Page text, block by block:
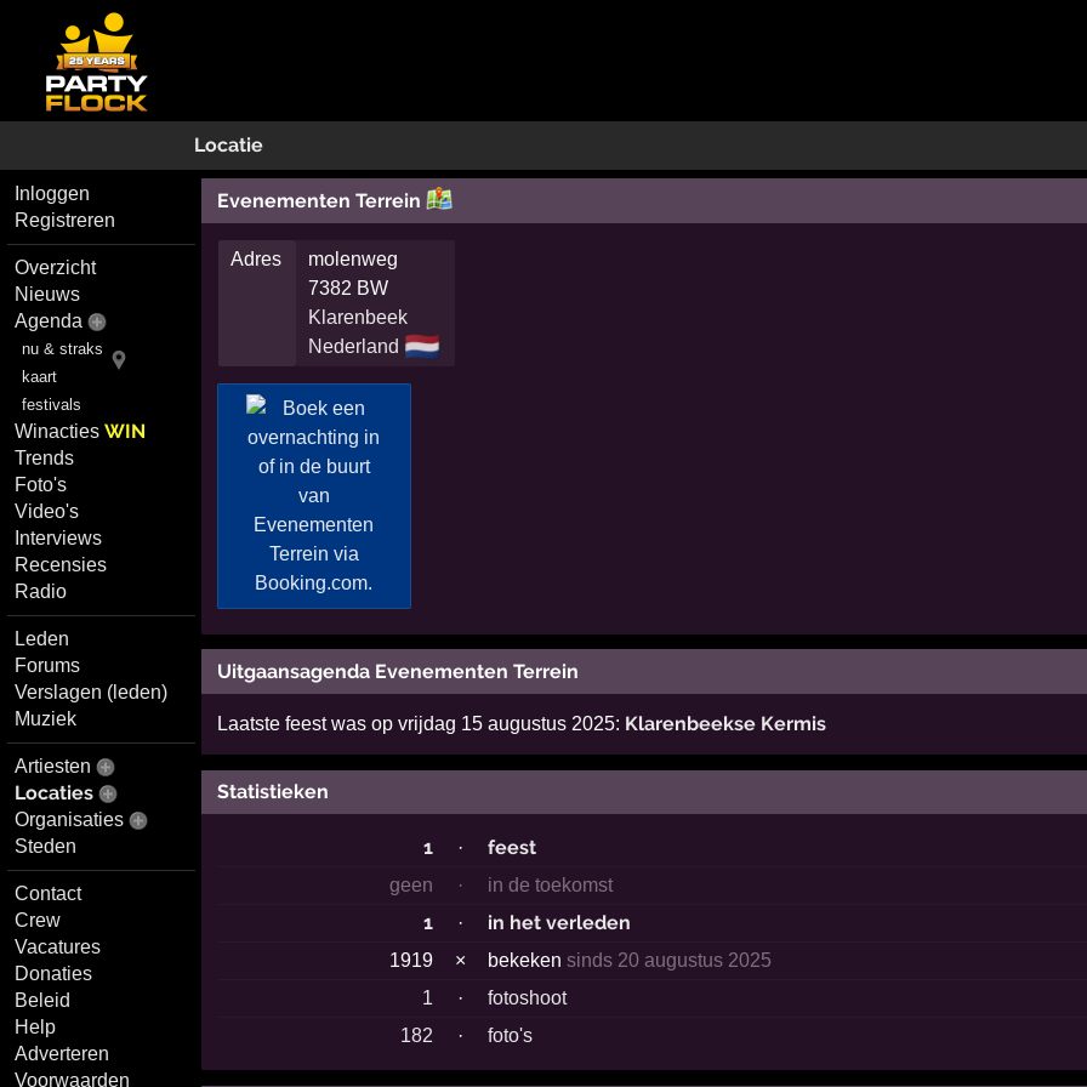
Locatie
Inloggen
Registreren
Overzicht
Nieuws
Agenda
nu & straks
kaart
festivals
WinactiesWIN
Trends
Foto's
Video's
Interviews
Recensies
Radio
Leden
Forums
Verslagen (leden)
Muziek
Artiesten
Locaties
Organisaties
Steden
Contact
Crew
Vacatures
Donaties
Beleid
Help
Adverteren
Voorwaarden
Evenementen Terrein
Adres
molenweg
7382 BW
Klarenbeek
Nederland 🇳🇱
Uitgaansagenda Evenementen Terrein
Laatste feest was op vrijdag 15 augustus 2025: Klarenbeekse Kermis
Statistieken
1 · feest
geen · in de toekomst
1 · in het verleden
1919 × bekekensinds 20 augustus 2025
1
·
fotoshoot
182
· foto's